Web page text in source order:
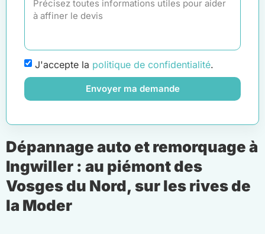
J'accepte la politique de confidentialité.
Envoyer ma demande
Dépannage auto et remorquage à
Ingwiller : au piémont des
Vosges du Nord, sur les rives de
la Moder